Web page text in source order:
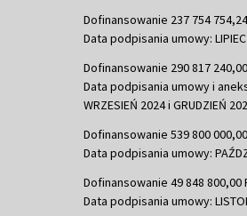
Dofinansowanie 237 754
Data podpisania umowy:
Dofinansowanie 290 817
Data podpisania umowy i
WRZESIEŃ 2024 i GRUDZIEŃ
Dofinansowanie 539 800
Data podpisania umowy:
Dofinansowanie 49 848 800,00
Data podpisania umowy: